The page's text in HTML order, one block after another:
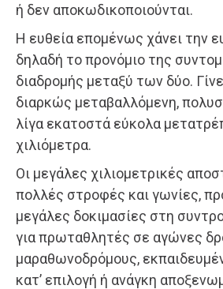
ή δεν αποκωδικοποιούνται.
Η ευθεία επομένως χάνει την
δηλαδή το προνόμιο της
διαδρομής μεταξύ των δύο.
διαρκώς μεταβαλλόμενη,
λίγα εκατοστά εύκολα
χιλιόμετρα.
Οι μεγάλες χιλιομετρικές
πολλές στροφές και γωνίες,
μεγάλες δοκιμασίες στη
για πρωταθλητές σε αγώνες
μαραθωνοδρόμους,
κατ’ επιλογή ή ανάγκη